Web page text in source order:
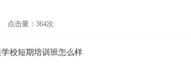
点击量：364次
校短期培训班怎么样